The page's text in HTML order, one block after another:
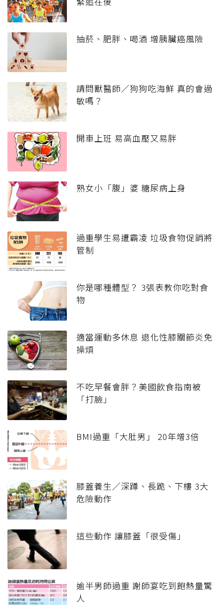
抽菸、肥胖、喝酒 增胰臟癌風險
請問獸醫師／狗狗吃海鮮 真的會過
敏嗎？
開車上班 易高血壓又易胖
熟女小「腹」婆 糖尿病上身
過重學生易遭霸凌 垃圾食物促銷將
管制
你是哪種體型？ 3張表教你吃對食
物
適當運動多休息 退化性膝關節炎免
操煩
不吃早餐會胖？美國飲食指南被
「打臉」
BMI過重「大肚男」 20年增3倍
膝蓋養生／深蹲、長跪、下樓 3大
危險動作
這些動作 讓膝蓋「很受傷」
逾半男師過重 謝師宴吃到飽熱量驚
人